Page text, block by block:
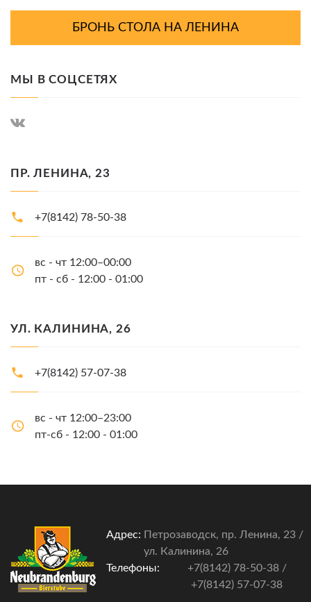
БРОНЬ СТОЛА НА ЛЕНИНА
МЫ В СОЦСЕТЯХ
ПР. ЛЕНИНА, 23
+7(8142) 78-50-38
вс - чт 12:00–00:00
пт - сб - 12:00 - 01:00
УЛ. КАЛИНИНА, 26
+7(8142) 57-07-38
вс - чт 12:00–23:00
пт-сб - 12:00 - 01:00
Адрес: Петрозаводск, пр. Ленина, 23 /
ул. Калинина, 26
Телефоны:
+7(8142) 78-50-38/
+7(8142) 57-07-38